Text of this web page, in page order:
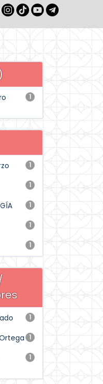
1
1
1
1
1
1
1
1
1